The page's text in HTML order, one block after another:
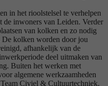
in het rioolstelsel te verhelpen
de inwoners van Leiden. Verder
van kolken en zo nodig
De kolken worden door jou
afhankelijk van de
deel uitmaken van
Buiten het werken met
algemene werkzaamheden
Civiel & Cultuurtechniek.